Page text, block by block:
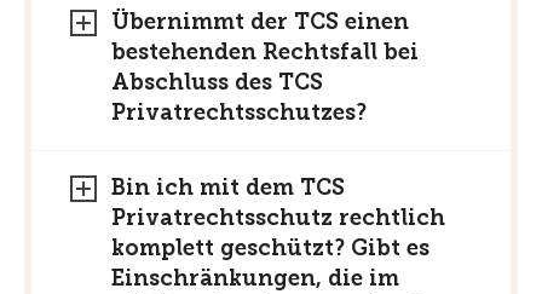
Übernimmt der TCS einen
bestehenden Rechtsfall bei
Abschluss des TCS
Privatrechtsschutzes?
Bin ich mit dem TCS
Privatrechtsschutz rechtlich
komplett geschützt? Gibt es
Einschränkungen, die im